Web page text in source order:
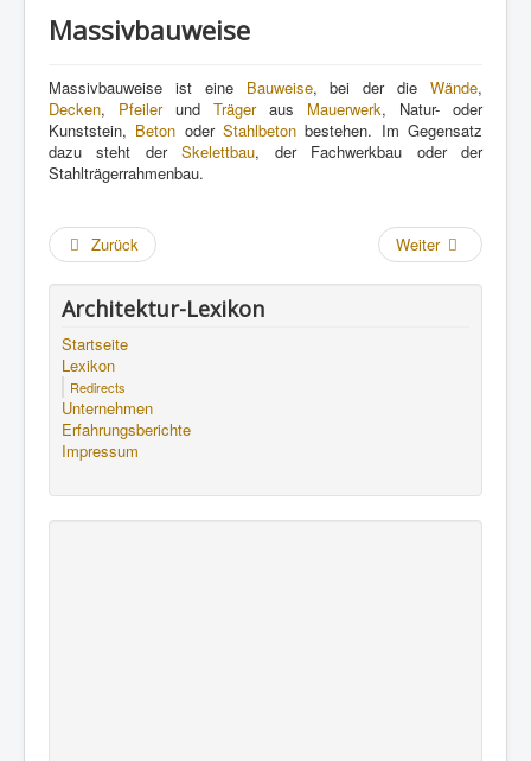
Massivbauweise
Massivbauweise ist eine Bauweise, bei der dieWände,
Decken, Pfeilerund Trägeraus Mauerwerk, Natur- oder
Kunststein, Beton oderStahlbeton bestehen. Im Gegensatz
dazu steht derSkelettbau, der Fachwerkbau oder der
Stahlträgerrahmenbau.
Zurück Weiter
Architektur-Lexikon
Startseite
Lexikon
Redirects
Unternehmen
Erfahrungsberichte
Impressum